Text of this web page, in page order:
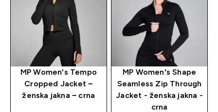
MP Women's Tempo
Cropped Jacket −
ženska jakna − crna
MP Women's Shape
Seamless Zip Through
Jacket - ženska jakna -
crna